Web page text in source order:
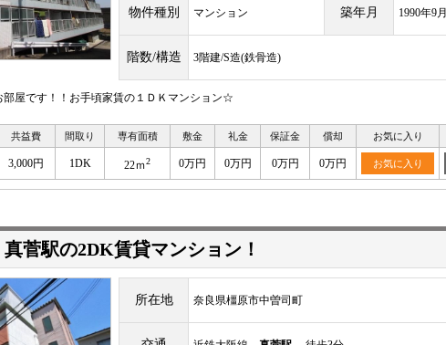
物件種別 マンション 築年月 1990年9月
階数/構造 3階建/S造(鉄骨造)
部屋です！！お手頃家賃の１ＤＫマンション☆
共益費 間取り 専有面積 敷金 礼金 保証金 償却 お気に入り
3,000円 1DK 22ｍ2 0万円 0万円 0万円 0万円 お気に入り
菅駅の2DK賃貸マンション！
所在地 奈良県橿原市中曽司町